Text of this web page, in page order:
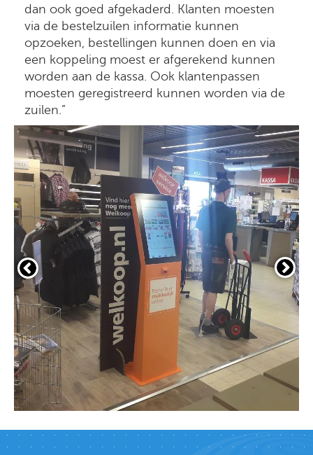
dan ook goed afgekaderd. Klanten moesten
via de bestelzuilen informatie kunnen
opzoeken, bestellingen kunnen doen en via
een koppeling moest er afgerekend kunnen
worden aan de kassa. Ook klantenpassen
moesten geregistreerd kunnen worden via de
zuilen.”